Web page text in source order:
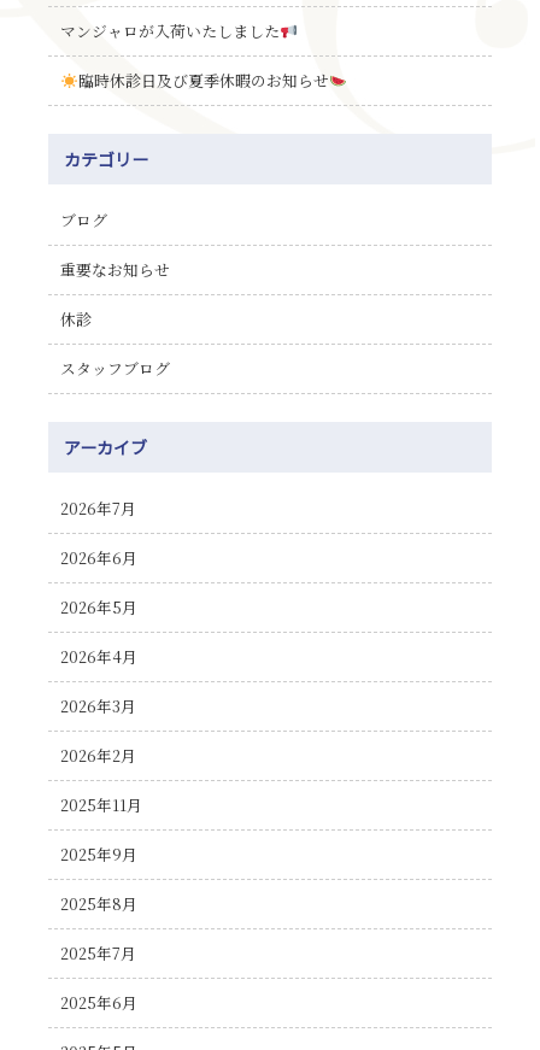
マンジャロが入荷いたしました
臨時休診日及び夏季休暇のお知らせ
カテゴリー
ブログ
重要なお知らせ
休診
スタッフブログ
アーカイブ
2026年7月
2026年6月
2026年5月
2026年4月
2026年3月
2026年2月
2025年11月
2025年9月
2025年8月
2025年7月
2025年6月